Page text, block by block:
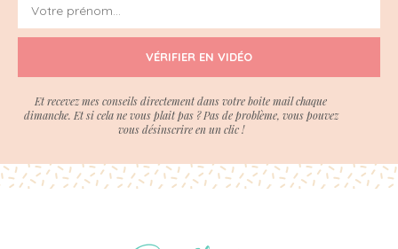
VÉRIFIER EN VIDÉO
Et recevez mes conseils directement dans votre boite mail chaque
dimanche. Et si cela ne vous plait pas ? Pas de problème, vous pouvez
vous désinscrire en un clic !